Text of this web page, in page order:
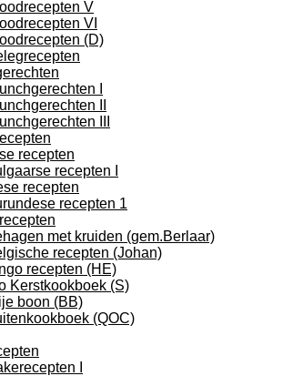
V
VI
(D)
I
II
III
recepten
recepten I
recepten
recepten 1
met kruiden (gem.Berlaar)
recepten (Johan)
recepten (HE)
Kerstkookboek (S)
boon (BB)
(QOC)
I